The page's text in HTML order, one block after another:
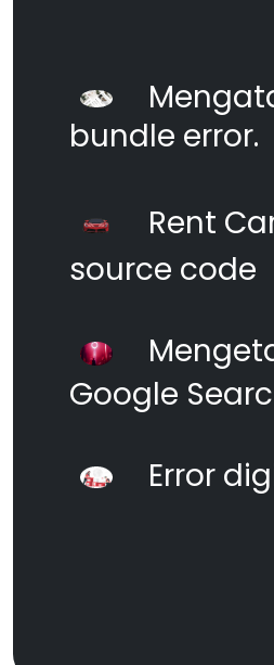
bundle error.
Rent
source code
Google
Error